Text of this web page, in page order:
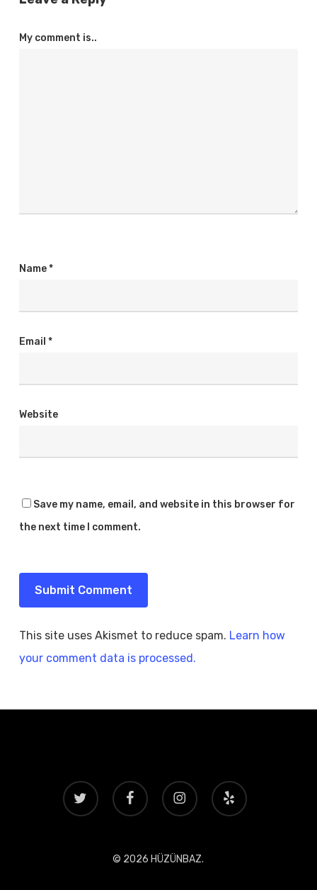
My comment is..
Name*
Email *
Website
Save my name, email, and website in this browser for
the next time I comment.
This site uses Akismet to reduce spam. Learn how
your comment data is processed.
twitter facebook instagram yelp
© 2026 HÜZÜNBAZ.